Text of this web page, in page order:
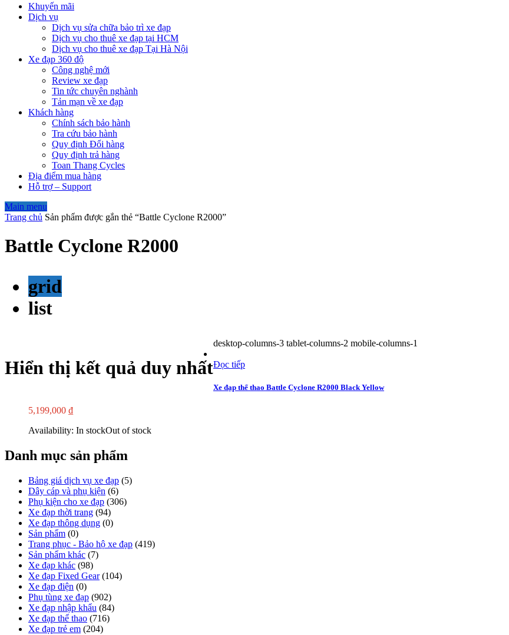
Khuyến mãi
Dịch vụ
Dịch vụ sửa chữa bảo trì xe đạp
Dịch vụ cho thuê xe đạp tại HCM
Dịch vụ cho thuê xe đạp Tại Hà Nội
Xe đạp 360 độ
Công nghệ mới
Review xe đạp
Tin tức chuyên nghành
Tản mạn về xe đạp
Khách hàng
Chính sách bảo hành
Tra cứu bảo hành
Quy định Đổi hàng
Quy định trả hàng
Toan Thang Cycles
Địa điểm mua hàng
Hỗ trợ – Support
Main menu
Trang chủ Sản phẩm được gắn thẻ “Battle Cyclone R2000”
Battle Cyclone R2000
grid
list
Hiển thị kết quả duy nhất
desktop-columns-3 tablet-columns-2 mobile-columns-1
Đọc tiếp
Xe đạp thể thao Battle Cyclone R2000 Black Yellow
5,199,000 ₫
Availability: In stockOut of stock
Danh mục sản phẩm
Bảng giá dịch vụ xe đạp (5)
Dây cáp và phụ kiện (6)
Phụ kiện cho xe đạp (306)
Xe đạp thời trang (94)
Xe đạp thông dụng (0)
Sản phẩm (0)
Trang phục - Bảo hộ xe đạp (419)
Sản phẩm khác (7)
Xe đạp khác (98)
Xe đạp Fixed Gear (104)
Xe đạp điện (0)
Phụ tùng xe đạp (902)
Xe đạp nhập khẩu (84)
Xe đạp thể thao (716)
Xe đạp trẻ em (204)